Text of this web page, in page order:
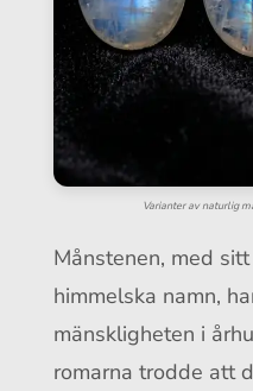
Varianter av naturlig
Månstenen, med
himmelska namn,
mänskligheten i
romarna trodde att